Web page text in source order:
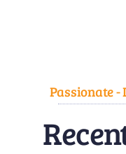
Passionate -